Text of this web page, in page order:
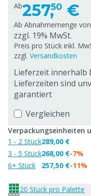
Ab257,50 €
Ab Abnahmemenge von
zzgl. 19% MwSt.
Preis pro Stück inkl.
zzgl. Versandkosten
Lieferzeit innerhalb
Lieferzeiten sind
garantiert
Vergleichen
Verpackungseinheiten
1 - 2 Stück
3 - 5 Stück
6+ Stück
289,00 €
268,00 €
257,50 €
-7%
-11%
20 Stück pro Palette